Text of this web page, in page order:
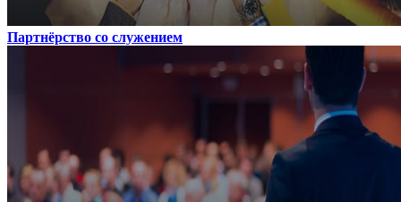
Партнёрство со служением